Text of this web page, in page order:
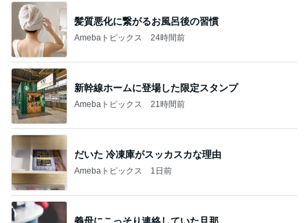
髪質悪化に繋がるお風呂後の習慣
Amebaトピックス 24時間前
新幹線ホームに登場した限定スタンプ
Amebaトピックス 21時間前
だいた 冷凍庫がスッカスカな理由
Amebaトピックス 1日前
義母にこっそり連絡していた旦那